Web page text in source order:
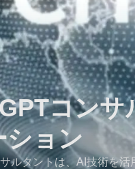
コン
ション
ルタントは、AI技術を活